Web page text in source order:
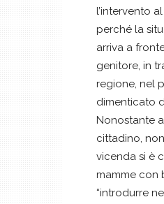
l’intervento
perché la
arriva a
genitore, in
regione, nel
dimenticato
Nonostante
cittadino,
vicenda si è
mamme con
“introdurre